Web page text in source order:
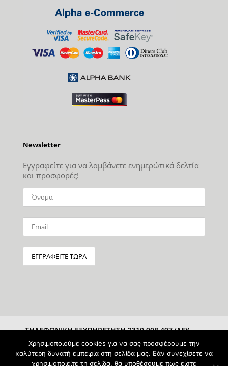
Newsletter
Εγγραφείτε για να λαμβάνετε ενημερώτικά δελτία
και προσφορές!
ΤΗΛΕΦΩΝΙΚΗ ΕΞΥΠΗΡΕΤΗΣΗ 2310 908 497 (ΔΕΥ-
ΣΑΒ 10:00-15:00)
Χρησιμοποιούμε cookies για να σας προσφέρουμε την
καλύτερη δυνατή εμπειρία στη σελίδα μας. Εάν συνεχίσετε να
χρησιμοποιείτε τη σελίδα, θα υποθέσουμε πως είστε